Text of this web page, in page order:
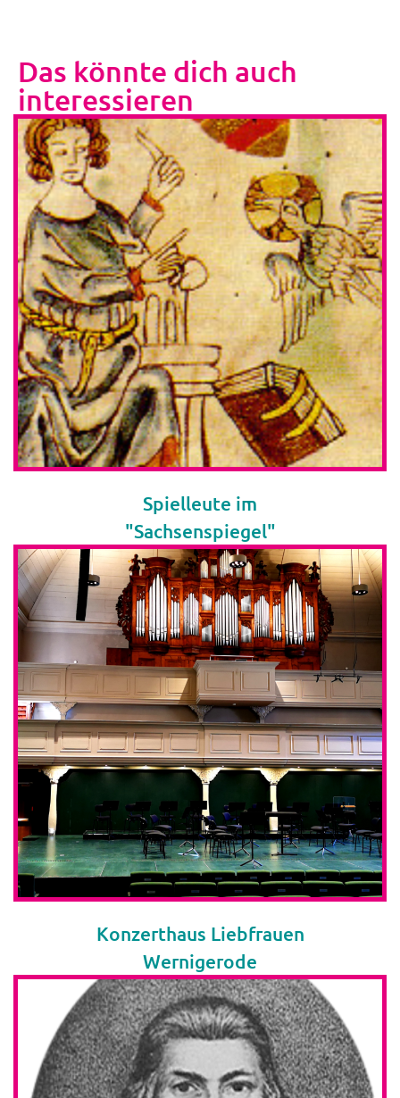
Das könnte dich auch
interessieren
Spielleute im
"Sachsenspiegel"
Konzerthaus Liebfrauen
Wernigerode